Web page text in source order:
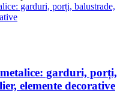
garduri, porți,
elemente decorative